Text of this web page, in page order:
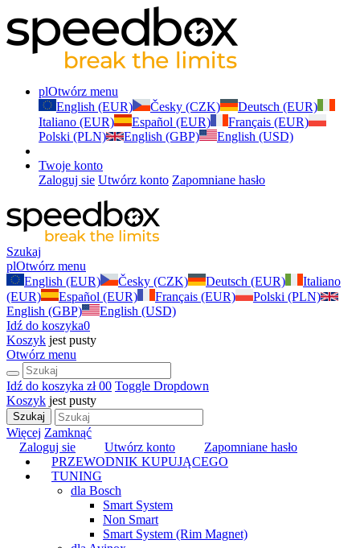
plOtwórz menu
English (EUR)
Česky (CZK)
Deutsch (EUR)
Italiano (EUR)
Español (EUR)
Français (EUR)
Polski (PLN)
English (GBP) English (USD)
Twoje konto
Zaloguj sie Utwórz konto Zapomniane hasło
Szukaj
plOtwórz menu
English (EUR)
Česky (CZK) Deutsch (EUR)
Italiano
(EUR)
Español (EUR) Français (EUR)
Polski (PLN)
English (GBP)
English (USD)
Idź do koszyka0
Koszyk jest pusty
Otwórz menu
Idź do koszyka zł 00 Toggle Dropdown
Koszyk jest pusty
Szukaj
Więcej Zamknąć
Zaloguj sie
Utwórz konto
Zapomniane hasło
PRZEWODNIK KUPUJĄCEGO
TUNING
dla Bosch
Smart System
Non Smart
Smart System (Rim Magnet)